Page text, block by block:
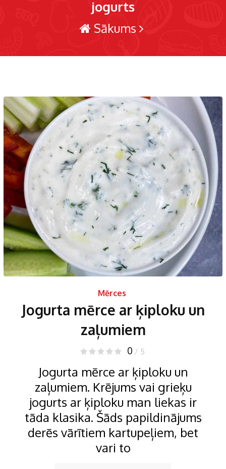
jogurts
Sākums
Mērces
Jogurta mērce ar ķiploku un
zaļumiem
0 / 5
Jogurta mērce ar ķiploku un
zaļumiem. Krējums vai grieķu
jogurts ar ķiploku man liekas ir
tāda klasika. Šāds papildinājums
derēs vārītiem kartupeļiem, bet
vari to